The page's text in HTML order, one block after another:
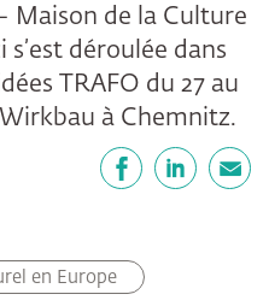
Maison de la Culture
déroulée dans
TRAFO du 27 au
à Chemnitz.
en Europe